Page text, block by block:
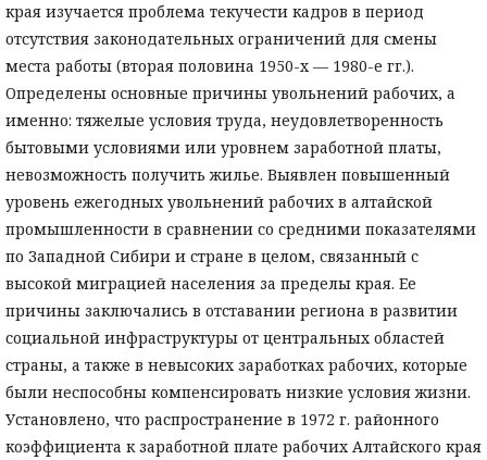
края изучается проблема текучести кадров в период
отсутствия законодательных ограничений для смены
места работы (вторая половина 1950-х — 1980-е гг.).
Определены основные причины увольнений рабочих, а
именно: тяжелые условия труда, неудовлетворенность
бытовыми условиями или уровнем заработной платы,
невозможность получить жилье. Выявлен повышенный
уровень ежегодных увольнений рабочих в алтайской
промышленности в сравнении со средними показателями
по Западной Сибири и стране в целом, связанный с
высокой миграцией населения за пределы края. Ее
причины заключались в отставании региона в развитии
социальной инфраструктуры от центральных областей
страны, а также в невысоких заработках рабочих, которые
были неспособны компенсировать низкие условия жизни.
Установлено, что распространение в 1972 г. районного
коэффициента к заработной плате рабочих Алтайского края